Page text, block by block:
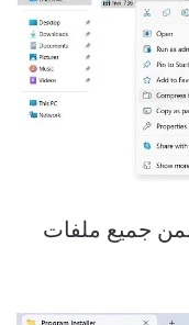
جميع ملفات